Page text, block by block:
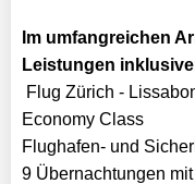
Im umfangreichen
Leistungen
Flug Zürich -
Economy Class
Flughafen- und
9 Übernachtungen